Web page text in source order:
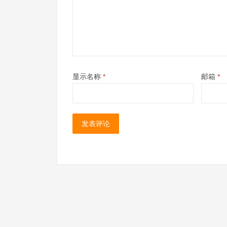
显示名称 * 邮箱 *